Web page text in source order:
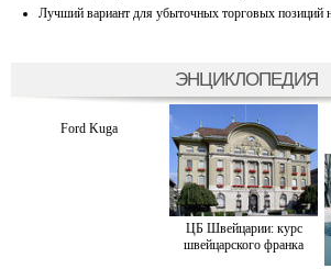
Лучший вариант для убыточных торговых позиций
ЭНЦИКЛОПЕДИЯ
Ford Kuga
ЦБ Швейцарии: курс
швейцарского франка